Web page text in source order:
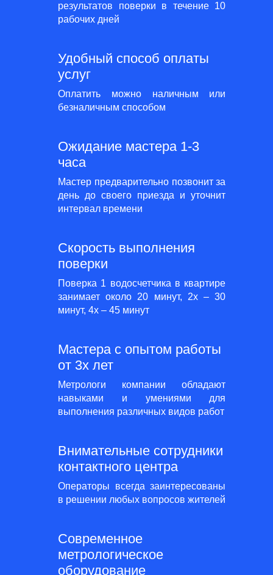
результатов поверки в течение 10
рабочих дней
Удобный способ оплаты
услуг
Оплатить можно наличным или
безналичным способом
Ожидание мастера 1-3
часа
Мастер предварительно позвонит за
день до своего приезда и уточнит
интервал времени
Скорость выполнения
поверки
Поверка 1 водосчетчика в квартире
занимает около 20 минут, 2х – 30
минут, 4х – 45 минут
Мастера с опытом работы
от 3х лет
Метрологи компании обладают
навыками и умениями для
выполнения различных видов работ
Внимательные сотрудники
контактного центра
Операторы всегда заинтересованы
в решении любых вопросов жителей
Современное
метрологическое
оборудование